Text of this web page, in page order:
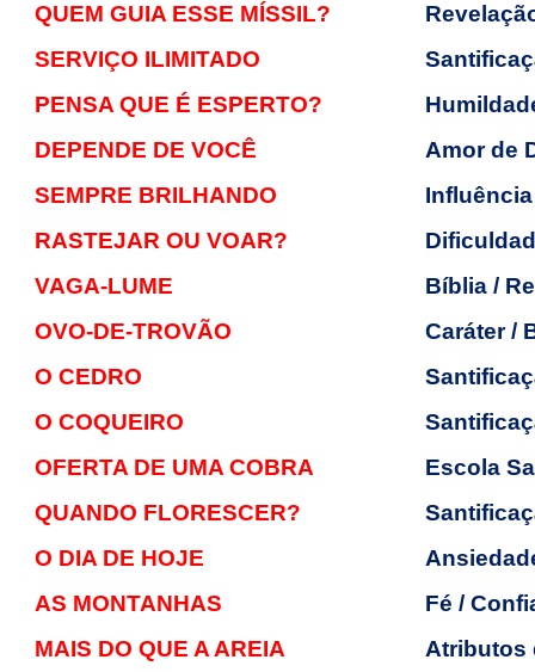
QUEM GUIA ESSE MÍSSIL?
SERVIÇO ILIMITADO
PENSA QUE É ESPERTO?
DEPENDE DE VOCÊ
Amor de
SEMPRE BRILHANDO
RASTEJAR OU VOAR?
VAGA-LUME
Bíblia /
OVO-DE-TROVÃO
Caráter /
O CEDRO
O COQUEIRO
OFERTA DE UMA COBRA
Escola
QUANDO FLORESCER?
O DIA DE HOJE
AS MONTANHAS
Fé /
MAIS DO QUE A AREIA
Atributos